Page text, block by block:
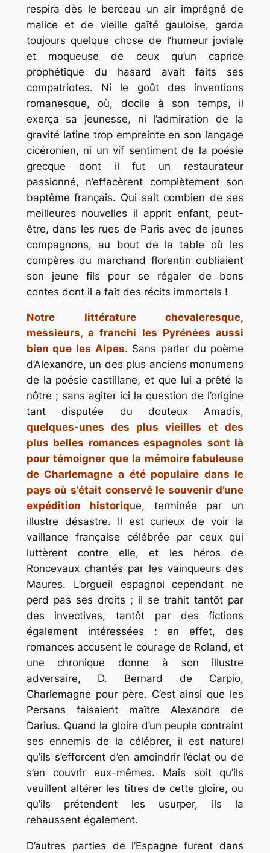
respira dès le berceau un air imprégné de
malice et de vieille gaîté gauloise, garda
toujours quelque chose de l’humeur joviale
et moqueuse de ceux qu’un caprice
prophétique du hasard avait faits ses
compatriotes. Ni le goût des inventions
romanesque, où, docile à son temps, il
exerça sa jeunesse, ni l’admiration de la
gravité latine trop empreinte en son langage
cicéronien, ni un vif sentiment de la poésie
grecque dont il fut un restaurateur
passionné, n’effacèrent complètement son
baptême français. Qui sait combien de ses
meilleures nouvelles il apprit enfant, peut-
être, dans les rues de Paris avec de jeunes
compagnons, au bout de la table où les
compères du marchand florentin oubliaient
son jeune fils pour se régaler de bons
contes dont il a fait des récits immortels !
Notre littérature chevaleresque,
messieurs, a franchi les Pyrénées aussi
bien que les Alpes. Sans parler du poème
d’Alexandre, un des plus anciens monumens
de la poésie castillane, et que lui a prêté la
nôtre ; sans agiter ici la question de l’origine
tant disputée du douteux Amadis,
quelques-unes des plus vieilles et des
plus belles romances espagnoles sont là
pour témoigner que la mémoire fabuleuse
de Charlemagne a été populaire dans le
pays où s’était conservé le souvenir d’une
expédition historique, terminée par un
illustre désastre. Il est curieux de voir la
vaillance française célébrée par ceux qui
luttèrent contre elle, et les héros de
Roncevaux chantés par les vainqueurs des
Maures. L’orgueil espagnol cependant ne
perd pas ses droits ; il se trahit tantôt par
des invectives, tantôt par des fictions
également intéressées : en effet, des
romances accusent le courage de Roland, et
une chronique donne à son illustre
adversaire, D. Bernard de Carpio,
Charlemagne pour père. C’est ainsi que les
Persans faisaient maître Alexandre de
Darius. Quand la gloire d’un peuple contraint
ses ennemis de la célébrer, il est naturel
qu’ils s’efforcent d’en amoindrir l’éclat ou de
s’en couvrir eux-mêmes. Mais soit qu’ils
veuillent altérer les titres de cette gloire, ou
qu’ils prétendent les usurper, ils la
rehaussent également.
D’autres parties de l’Espagne furent dans